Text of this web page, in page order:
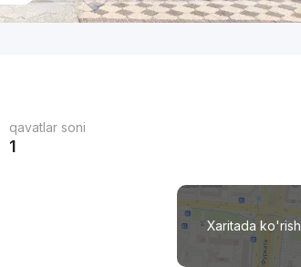
qavatlar soni
1
Xaritada ko'rish